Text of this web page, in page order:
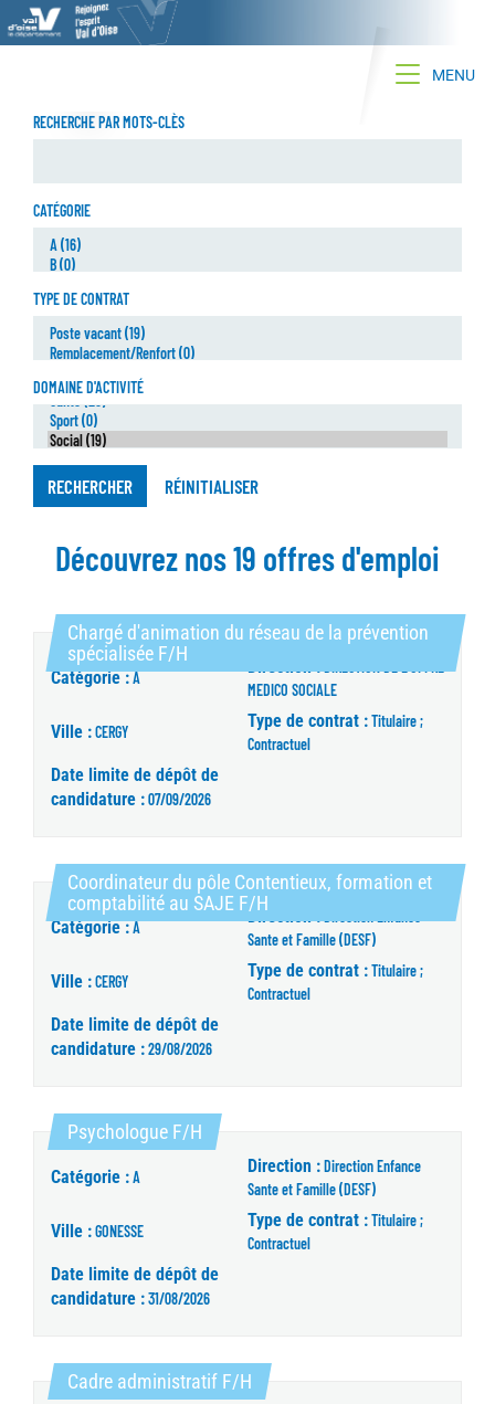
Toggle
MENU
RECHERCHE PAR MOTS-CLÈS
CATÉGORIE
TYPE DE CONTRAT
DOMAINE D'ACTIVITÉ
RECHERCHER RÉINITIALISER
Découvrez nos 19 offres d'emploi
Chargé d'animation du réseau de la prévention
spécialisée F/H
Catégorie :A
Direction :
MEDICO SOCIALE
Ville :CERGY
Type de contrat :Titulaire ;
Contractuel
Date limite de dépôt de
candidature :07/09/2026
Coordinateur du pôle Contentieux, formation et
comptabilité au SAJE F/H
Catégorie :A
Direction :
Sante et Famille (DESF)
Ville :CERGY
Type de contrat :Titulaire ;
Contractuel
Date limite de dépôt de
candidature :29/08/2026
Psychologue F/H (Nouvelle fenêtre)
Catégorie :A
Direction :Direction Enfance
Sante et Famille (DESF)
Ville :GONESSE
Type de contrat :Titulaire ;
Contractuel
Date limite de dépôt de
candidature :31/08/2026
Cadre administratif F/H (Nouvelle fenêtre)